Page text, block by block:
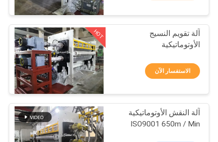
الجودة
اطلب
اقتباس
آلة النقش التقويم
19
HOT
آلة تقويم النسيج
الأوتوماتيكية
الاستفسار الآن
آلة النقش الأوتوماتيكية
ISO9001 650m / Min